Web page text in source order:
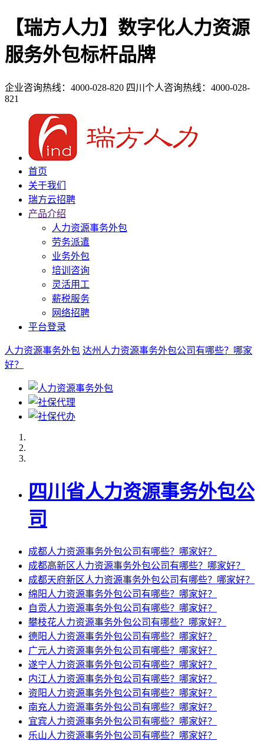
【瑞方人力】数字化人力资源
服务外包标杆品牌
企业咨询热线：4000-028-820 四川个人咨询热线：4000-028-
821
首页
关于我们
瑞方云招聘
产品介绍
人力资源事务外包
劳务派遣
业务外包
培训咨询
灵活用工
薪税服务
网络招聘
平台登录
人力资源事务外包 达州人力资源事务外包公司有哪些？哪家
好？
四川省人力资源事务外包公
司
成都人力资源事务外包公司有哪些？哪家好？
成都高新区人力资源事务外包公司有哪些？哪家好？
成都天府新区人力资源事务外包公司有哪些？哪家好？
绵阳人力资源事务外包公司有哪些？哪家好？
自贡人力资源事务外包公司有哪些？哪家好？
攀枝花人力资源事务外包公司有哪些？哪家好？
德阳人力资源事务外包公司有哪些？哪家好？
广元人力资源事务外包公司有哪些？哪家好？
遂宁人力资源事务外包公司有哪些？哪家好？
内江人力资源事务外包公司有哪些？哪家好？
资阳人力资源事务外包公司有哪些？哪家好？
南充人力资源事务外包公司有哪些？哪家好？
宜宾人力资源事务外包公司有哪些？哪家好？
乐山人力资源事务外包公司有哪些？哪家好？